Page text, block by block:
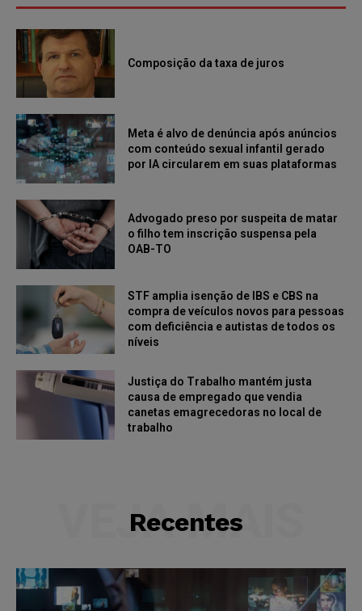
Composição da taxa de juros
Meta é alvo de denúncia após anúncios
com conteúdo sexual infantil gerado
por IA circularem em suas plataformas
Advogado preso por suspeita de matar
o filho tem inscrição suspensa pela
OAB-TO
STF amplia isenção de IBS e CBS na
compra de veículos novos para pessoas
com deficiência e autistas de todos os
níveis
Justiça do Trabalho mantém justa
causa de empregado que vendia
canetas emagrecedoras no local de
trabalho
Recentes
VEJA MAIS